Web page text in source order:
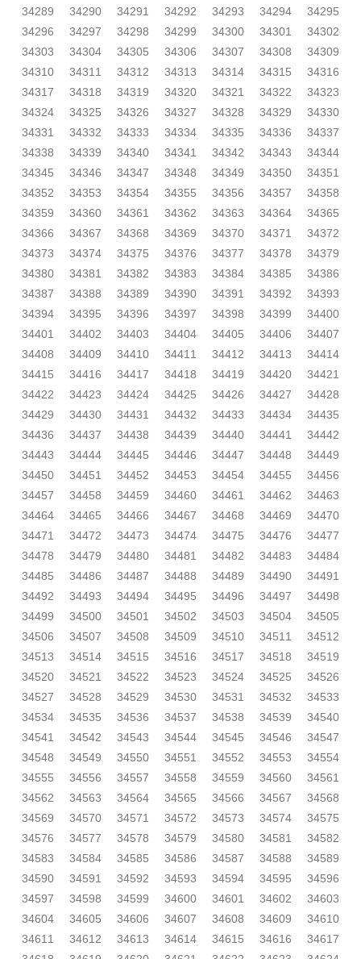
34289
34290 34291 34292 34293 34294
34295
34296
34297 34298 34299 34300 34301
34302
34303
34304 34305 34306 34307 34308
34309
34310
34311 34312 34313 34314 34315
34316
34317
34318 34319 34320 34321 34322
34323
34324
34325 34326 34327 34328 34329
34330
34331
34332 34333 34334 34335 34336
34337
34338
34339 34340 34341 34342 34343
34344
34345
34346 34347 34348 34349 34350
34351
34352
34353 34354 34355 34356 34357
34358
34359
34360 34361 34362 34363 34364
34365
34366
34367 34368 34369 34370 34371
34372
34373
34374 34375 34376 34377 34378
34379
34380
34381 34382 34383 34384 34385
34386
34387
34388 34389 34390 34391 34392
34393
34394
34395 34396 34397 34398 34399
34400
34401
34402 34403 34404 34405 34406
34407
34408
34409 34410 34411 34412 34413
34414
34415
34416 34417 34418 34419 34420
34421
34422
34423 34424 34425 34426 34427
34428
34429
34430 34431 34432 34433 34434
34435
34436
34437 34438 34439 34440 34441
34442
34443
34444 34445 34446 34447 34448
34449
34450
34451 34452 34453 34454 34455
34456
34457
34458 34459 34460 34461 34462
34463
34464
34465 34466 34467 34468 34469
34470
34471
34472 34473 34474 34475 34476
34477
34478
34479 34480 34481 34482 34483
34484
34485
34486 34487 34488 34489 34490
34491
34492
34493 34494 34495 34496 34497
34498
34499
34500 34501 34502 34503 34504
34505
34506
34507 34508 34509 34510 34511
34512
34513
34514 34515 34516 34517 34518
34519
34520
34521 34522 34523 34524 34525
34526
34527
34528 34529 34530 34531 34532
34533
34534
34535 34536 34537 34538 34539
34540
34541
34542 34543 34544 34545 34546
34547
34548
34549 34550 34551 34552 34553
34554
34555
34556 34557 34558 34559 34560
34561
34562
34563 34564 34565 34566 34567
34568
34569
34570 34571 34572 34573 34574
34575
34576
34577 34578 34579 34580 34581
34582
34583
34584 34585 34586 34587 34588
34589
34590
34591 34592 34593 34594 34595
34596
34597
34598 34599 34600 34601 34602
34603
34604
34605 34606 34607 34608 34609
34610
34611
34612 34613 34614 34615 34616
34617